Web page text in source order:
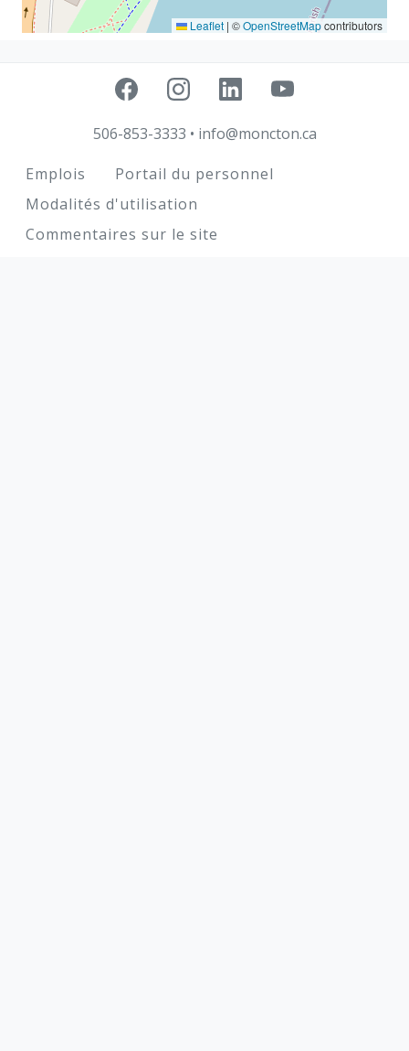
Leaflet | ©OpenStreetMapcontributors
506-853-3333 • info@moncton.ca
Footer
Emplois
Portail du personnel
Modalités d'utilisation
Commentaires sur le site